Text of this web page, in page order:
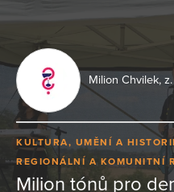
Milion Chvilek,
KULTURA, UMĚNÍ A
REGIONÁLNÍ A KOMUNITNÍ
Milion tónů pro